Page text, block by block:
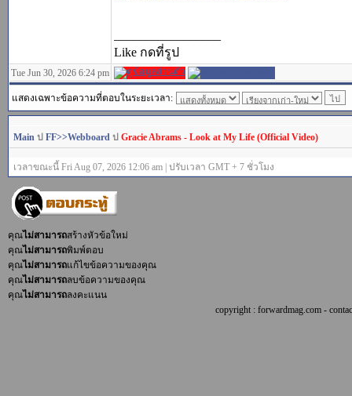
Like กดที่รูป
Tue Jun 30, 2026 6:24 pm
แสดงเฉพาะข้อความที่ตอบในระยะเวลา:
Main ป FF>>Webboard ป Gracie Abrams - Look at My Life (Official Video)
เวลาขณะนี้ Fri Aug 07, 2026 12:06 am | ปรับเวลา GMT + 7 ชั่วโมง
คุณไม่สามารถสร้างหัวข้อใหม่
คุณไม่สามารถพิมพ์ตอบ
คุณไม่สามารถแก้ไขข้อความของคุณ
คุณไม่สามารถลบข้อความของคุณ
คุณไม่สามารถลงคะแนน
copyright : forwardmag.com -